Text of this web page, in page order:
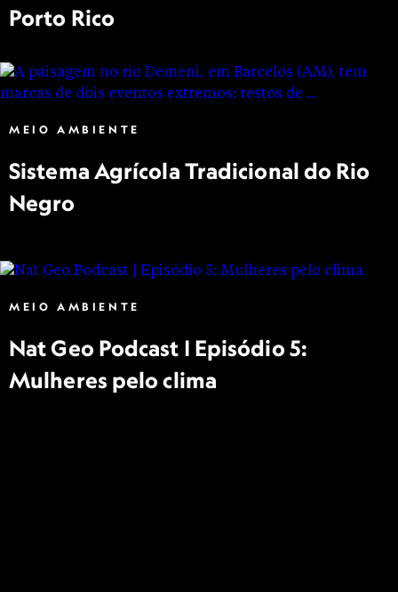
Porto Rico
MEIO AMBIENTE
Sistema Agrícola Tradicional do Rio
Negro
MEIO AMBIENTE
Nat Geo Podcast | Episódio 5:
Mulheres pelo clima